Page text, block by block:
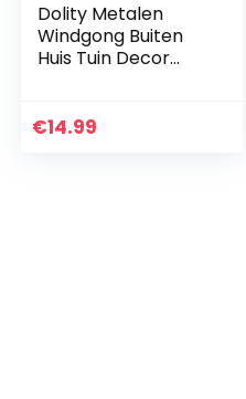
Dolity Metalen
Windgong Buiten
Huis Tuin Decor
Chimes – groen
€14.99